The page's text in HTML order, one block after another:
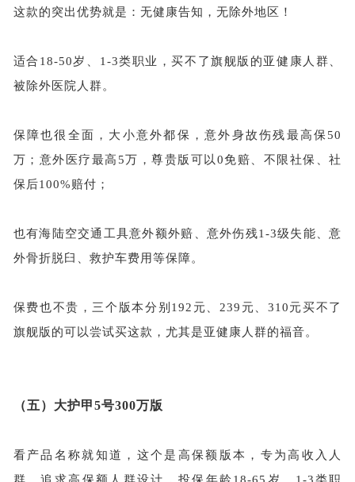
这款的突出优势就是：无健康告知，无除外地区！
适合 18-50岁、1-3类职业，买不了旗舰版的亚健康人群、
被除外医院人群。
保障也很全面，大小意外都保，意外身故伤残最高保50
万；意外医疗最高5万，尊贵版可以0免赔、不限社保、社
保后100%赔付；
也有海陆空交通工具意外额外赔、意外伤残1-3级失能、意
外骨折脱臼、救护车费用等保障。
保费也不贵，三个版本分别 192元、239元、310元买不了
旗舰版的可以尝试买这款，尤其是亚健康人群的福音。
（五） 大护甲5号300万版
看产品名称就知道，这个是高保额版本，专为高收入人